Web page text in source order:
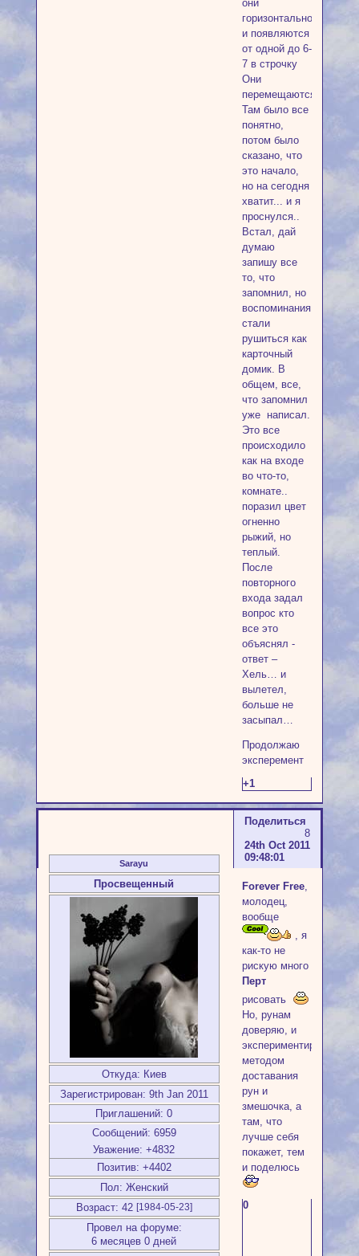
они
горизонтально
и появляются
от одной до 6-
7 в строчку
Они
перемещаются
Там было все
понятно,
потом было
сказано, что
это начало,
но на сегодня
хватит... и я
проснулся..
Встал, дай
думаю
запишу все
то, что
запомнил, но
воспоминания
стали
рушиться как
карточный
домик. В
общем, все,
что запомнил
уже написал.
Это все
происходило
как на входе
во что-то,
комнате..
поразил цвет
огненно
рыжий, но
теплый.
После
повторного
входа задал
вопрос кто
все это
объяснял -
ответ –
Хель… и
вылетел,
больше не
засыпал…
Продолжаю
эксперемент
+1
Поделиться
8
24th Oct 2011
09:48:01
Sarayu
Просвещенный
Откуда: Киев
Зарегистрирован: 9th Jan 2011
Приглашений: 0
Сообщений: 6959
Уважение: +4832
Позитив: +4402
Пол: Женский
Возраст: 42 [1984-05-23]
Провел на форуме:
6 месяцев 0 дней
Forever Free,
молодец,
вообще
, я
как-то не
рискую много
Перт
рисовать
Но, рунам
доверяю, и
экспериментирую
методом
доставания
рун и
змешочка, а
там, что
лучше себя
покажет, тем
и поделюсь
0